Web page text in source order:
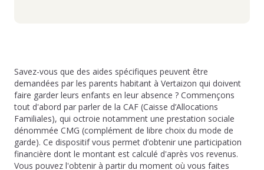
Savez-vous que des aides spécifiques peuvent être
demandées par les parents habitant à Vertaizon qui doivent
faire garder leurs enfants en leur absence ? Commençons
tout d'abord par parler de la CAF (Caisse d’Allocations
Familiales), qui octroie notamment une prestation sociale
dénommée CMG (complément de libre choix du mode de
garde). Ce dispositif vous permet d’obtenir une participation
financière dont le montant est calculé d'après vos revenus.
Vous pouvez l'obtenir à partir du moment où vous faites